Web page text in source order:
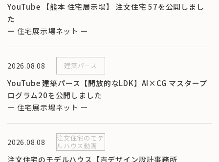
YouTube 【熊本 住宅展示場】 注文住宅 57を公開しまし
た
ー 住宅展示場ネット ー
2026.08.08 建築パース
YouTube 建築パース【開放的なLDK】AI×CG マスタープ
ログラム20を公開しました
ー 住宅展示場ネット ー
2026.08.08
注文住宅のモデ
ルハウス動画
注文住宅のモデルハウス【吉デザイン設計事務所